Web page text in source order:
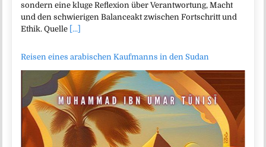
sondern eine kluge Reflexion über Verantwortung, Macht
und den schwierigen Balanceakt zwischen Fortschritt und
Ethik. Quelle [...]
Reisen eines arabischen Kaufmanns in den Sudan